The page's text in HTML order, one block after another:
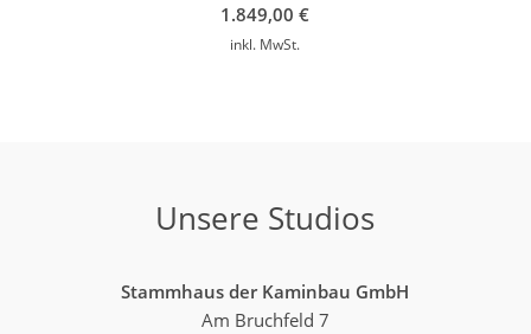
1.849,00€
inkl. MwSt.
Unsere Studios
Stammhaus der Kaminbau GmbH
Am Bruchfeld 7